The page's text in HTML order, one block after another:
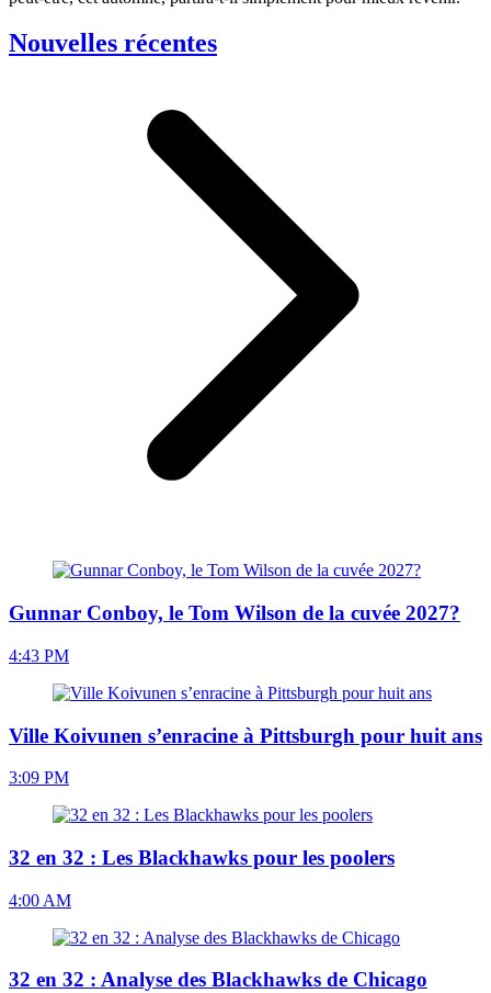
Nouvelles récentes
Gunnar Conboy, le Tom Wilson de la cuvée 2027?
4:43 PM
Ville Koivunen s’enracine à Pittsburgh pour huit ans
3:09 PM
32 en 32 : Les Blackhawks pour les poolers
4:00 AM
32 en 32 : Analyse des Blackhawks de Chicago